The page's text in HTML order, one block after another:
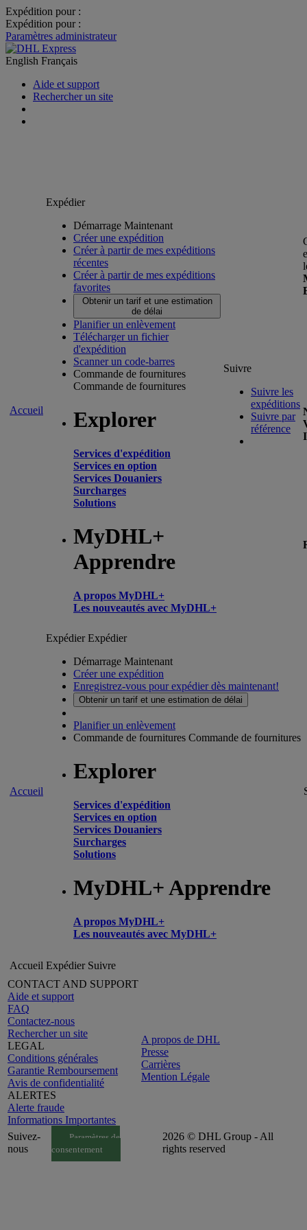
Expédition pour :
Expédition pour :
Paramètres administrateur
English Français
Aide et support
Rechercher un site
Accueil
Expédier
Démarrage Maintenant
Créer une expédition
Créer à partir de mes expéditions
récentes
Créer à partir de mes expéditions
favorites
Obtenir un tarif et une estimation
de délai
Planifier un enlèvement
Télécharger un fichier
d'expédition
Scanner un code-barres
Commande de fournitures
Commande de fournitures
Explorer
Services d'expédition
Services en option
Services Douaniers
Surcharges
Solutions
MyDHL+
Apprendre
A propos MyDHL+
Les nouveautés avec MyDHL+
Suivre
Suivre les
expéditions
Suivre par
référence
Accueil
ExpédierExpédier
Démarrage Maintenant
Créer une expédition
Enregistrez-vous pour expédier dès maintenant!
Obtenir un tarif et une estimation de délai
Planifier un enlèvement
Commande de fournitures Commande de fournitures
Explorer
Services d'expédition
Services en option
Services Douaniers
Surcharges
Solutions
MyDHL+ Apprendre
A propos MyDHL+
Les nouveautés avec MyDHL+
Accueil Expédier Suivre
CONTACT AND SUPPORT
Aide et support
FAQ
Contactez-nous
Rechercher un site
LEGAL
Conditions générales
Garantie Remboursement
Avis de confidentialité
ALERTES
Alerte fraude
Informations Importantes
A propos de DHL
Presse
Carrières
Mention Légale
Suivez-
nous
Paramètres de
consentement
2026 © DHL Group - All
rights reserved